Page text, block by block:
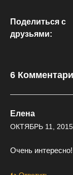
Поделиться с
друзьями:
6
Елена
ОКТЯБРЬ 11,
Очень интересно!